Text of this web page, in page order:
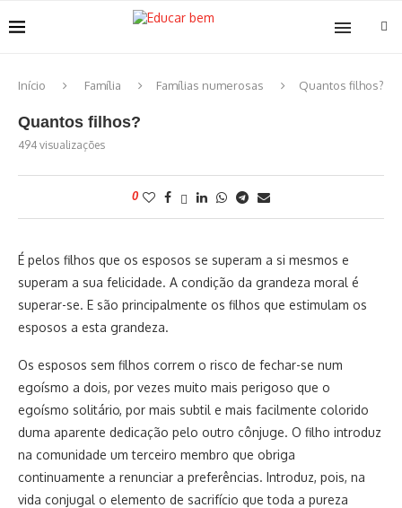
Início Família Famílias numerosas Quantos filhos?
Quantos filhos?
494 visualizações
0
É pelos filhos que os esposos se superam a si mesmos e
superam a sua felicidade. A condição da grandeza moral é
superar-se. E são principalmente os filhos que estimulam os
esposos a esta grandeza.
Os esposos sem filhos correm o risco de fechar-se num
egoísmo a dois, por vezes muito mais perigoso que o
egoísmo solitário, por mais subtil e mais facilmente colorido
duma aparente dedicação pelo outro cônjuge. O filho introduz
na comunidade um terceiro membro que obriga
continuamente a renunciar a preferências. Introduz, pois, na
vida conjugal o elemento de sacrifício que toda a pureza